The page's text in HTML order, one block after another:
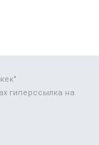
гиперссылка на